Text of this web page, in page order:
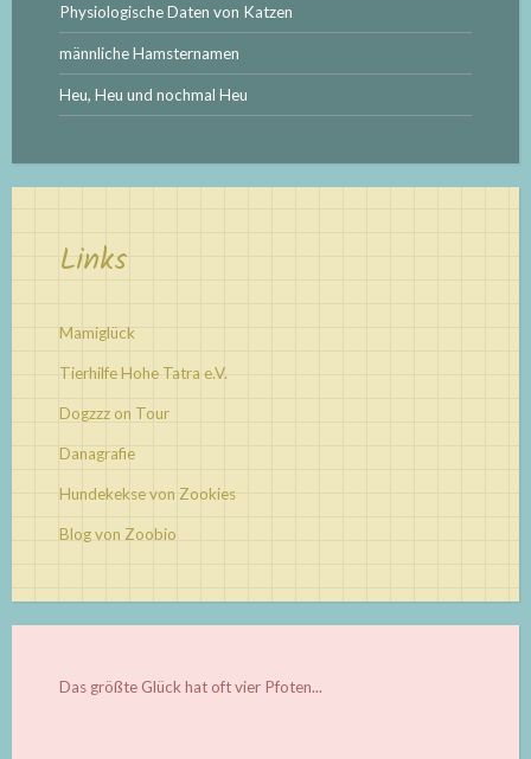
Physiologische Daten von Katzen
männliche Hamsternamen
Heu, Heu und nochmal Heu
Links
Mamiglück
Tierhilfe Hohe Tatra e.V.
Dogzzz on Tour
Danagrafie
Hundekekse von Zookies
Blog von Zoobio
Das größte Glück hat oft vier Pfoten...